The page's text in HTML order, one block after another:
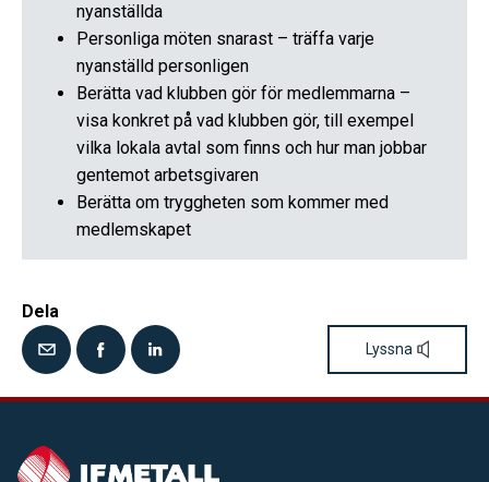
nyanställda
Personliga möten snarast – träffa varje
nyanställd personligen
Berätta vad klubben gör för medlemmarna –
visa konkret på vad klubben gör, till exempel
vilka lokala avtal som finns och hur man jobbar
gentemot arbetsgivaren
Berätta om tryggheten som kommer med
medlemskapet
Dela
Lyssna